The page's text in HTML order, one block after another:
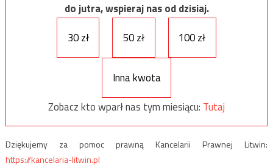
do jutra, wspieraj nas od dzisiaj.
30 zł
50 zł 100 zł
Inna kwota
Zobacz kto wparł nas tym miesiącu: Tutaj
Dziękujemy za pomoc prawną Kancelarii Prawnej Litwin:
https://kancelaria-litwin.pl